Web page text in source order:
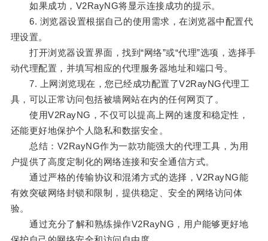
如果成功，V2RayNG将显示连接成功的提示。
6. 浏览器设置根据自己的使用需求，在浏览器中配置代
理设置。
打开浏览器设置界面，找到“网络”或“代理”选项，选择手
动代理配置，并填写相应的代理服务器地址和端口号。
7. 上网浏览现在，您已经成功配置了V2RayNG代理工
具，可以正常访问包括被墙网站在内的任何网页了。
使用V2RayNG，不仅可以提高上网的速度和稳定性，
还能更好地保护个人隐私和数据安全。
总结：V2RayNG作为一款功能强大的代理工具，为用
户提供了高度定制化的网络连接和安全通信方式。
通过严格的传输协议和混淆方式的选择，V2RayNG能
有效突破网络封锁和限制，提供稳定、安全的网络访问体
验。
通过充分了解和熟练操作V2RayNG，用户能够更好地